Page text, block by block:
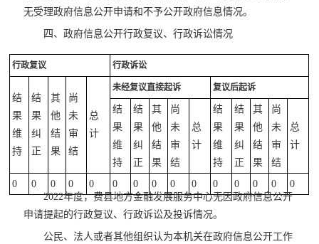
无受理政府信息公开申请和不予公开政府信息情况。
四、政府信息公开行政复议、行政诉讼情况
行政复议 行政诉讼
结
果
维
持
结
果
纠
正
其
他
结
果
尚
未
审
结
总
计
未经复议直接起诉 复议后起诉
结
果
维
持
结
果
纠
正
其
他
结
果
尚
未
审
结
总
计
结
果
维
持
结
果
纠
正
其
他
结
果
尚
未
审
结
总
计
0 0 0 0 0 0 0 0 0 0 0 0 0 0
0
2022年度，费县地方金融发展服务中心无因政府信息公开
申请提起的行政复议、行政诉讼及投诉情况。
公民、法人或者其他组织认为本机关在政府信息公开工作